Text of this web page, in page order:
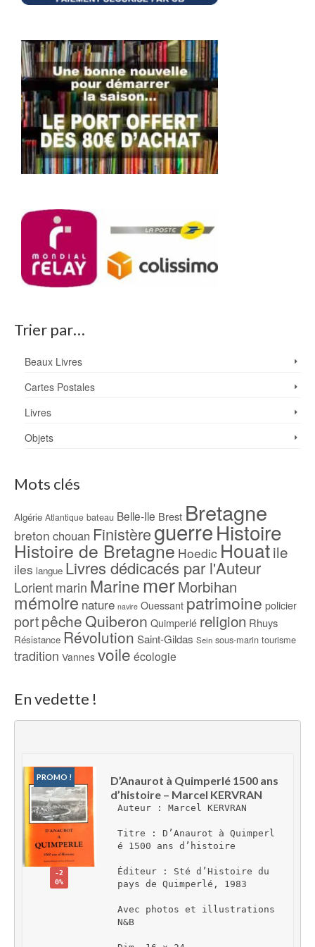
Trier par…
Beaux Livres
Cartes Postales
Livres
Objets
Mots clés
Algérie Atlantique bateau Belle-Ile Brest Bretagne
breton chouan FinistèreguerreHistoire
Histoire de Bretagne Hoedic Houatile
iles langue Livres dédicacés par l'Auteur
Lorientmarin Marine merMorbihan
mémoire nature navire Ouessant patrimoine policier
portpêcheQuiberon Quimperlé religion Rhuys
Résistance Révolution Saint-Gildas Sein sous-marin tourisme
tradition Vannes voile écologie
En vedette !
PROMO !
-2
0%
D’Anaurot à Quimperlé 1500 ans
d’histoire – Marcel KERVRAN
Auteur : Marcel KERVRAN
Titre : D’Anaurot à Quimperl
é 1500 ans d’histoire
Éditeur : Sté d’Histoire du
pays de Quimperlé, 1983
Avec photos et illustrations
N&B